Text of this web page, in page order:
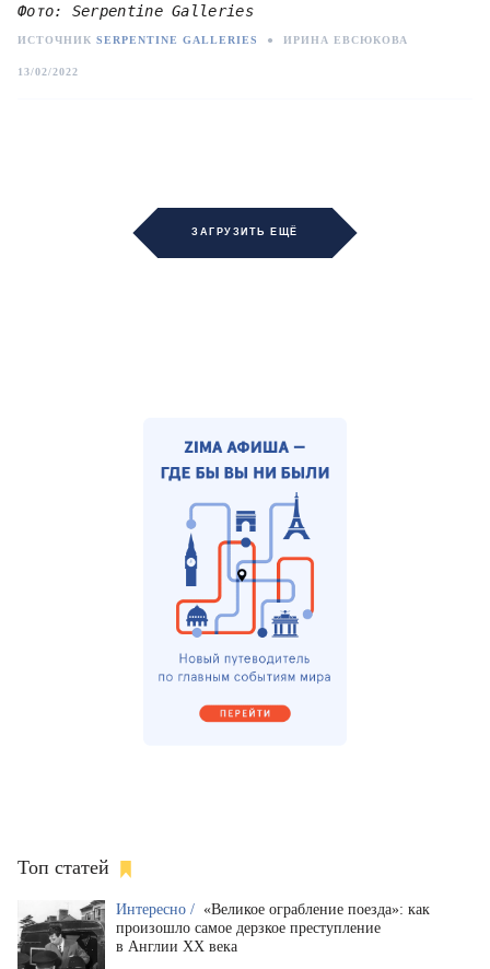
Фото: Serpentine Galleries
ИСТОЧНИК SERPENTINE GALLERIES ● ИРИНА ЕВСЮКОВА
13/02/2022
ЗАГРУЗИТЬ ЕЩЁ
Топ статей
Интересно / «Великое ограбление поезда»: как
произошло самое дерзкое преступление
в Англии XX века